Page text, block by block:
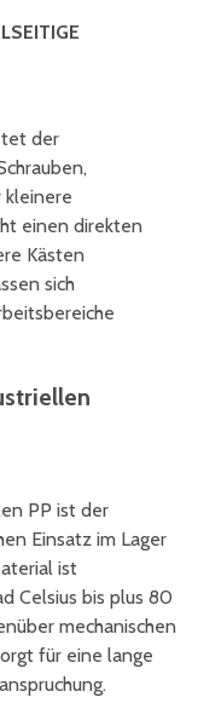
A
der
kleinere
einen direkten
Kästen
sich
PP ist der
Einsatz im Lager
ist
Celsius bis plus 80
mechanischen
für eine lange